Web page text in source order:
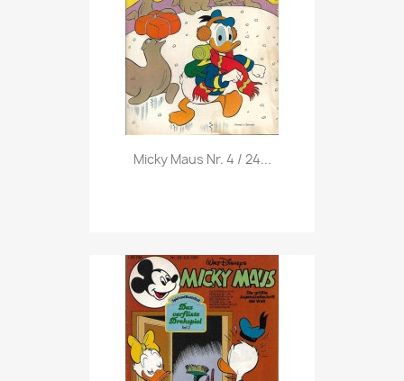
Vorschau
Micky Maus Nr. 4 / 24...